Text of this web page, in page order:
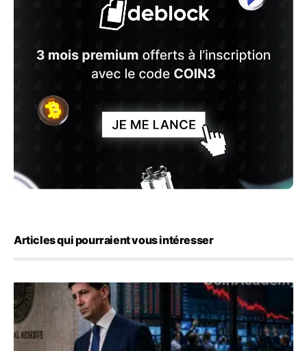
Articles qui pourraient vous intéresser
Kevin Warsh maintient sa communication minimaliste